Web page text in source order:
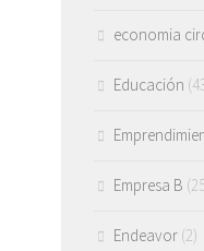
economia
Educación
Empresa B
Endeavor (2)